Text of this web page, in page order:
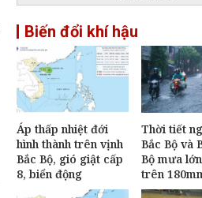
đặc thù bảo
độ các dự án
APEC 2027
An Giang dự
ngoại giao,
tư duy "kiến
vụ phát triển
[Infographic]
định mới về
dụng, sử dụng
quản lý công
Biến đổi khí hậu
Áp thấp nhiệt đới
hình thành trên vịnh
Bắc Bộ, gió giật cấp
8, biển động
Thời tiết
Bắc Bộ và
Bộ mưa
trên